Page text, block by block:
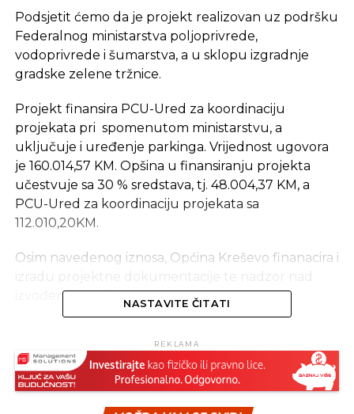
Podsjetit ćemo da je projekt realizovan uz podršku
Federalnog ministarstva poljoprivrede,
vodoprivrede i šumarstva, a u sklopu izgradnje
gradske zelene tržnice.
Projekt finansira PCU-Ured za koordinaciju
projekata pri spomenutom ministarstvu, a
uključuje i uređenje parkinga. Vrijednost ugovora
je 160.014,57 KM. Opšina u finansiranju projekta
učestvuje sa 30 % sredstava, tj. 48.004,37 KM, a
PCU-Ured za koordinaciju projekata sa
112.010,20KM.
Osim navedenog iznosa, Općina Kreševo finanacira i
izvođenjem radova.
preduzeće „Miličević“ d.o.o iz Kreševa.
Izvor: Akta.ba
NASTAVITE ČITATI
REKLAMA